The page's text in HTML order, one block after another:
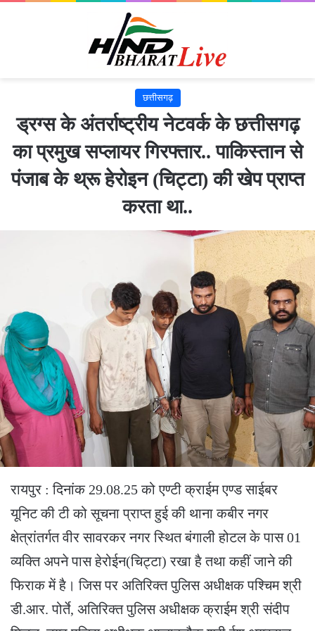
छत्तीसगढ़
ड्रग्स के अंतर्राष्ट्रीय नेटवर्क के छत्तीसगढ़
का प्रमुख सप्लायर गिरफ्तार.. पाकिस्तान से
पंजाब के थ्रू हेरोइन (चिट्टा) की खेप प्राप्त
करता था..
रायपुर : दिनांक 29.08.25 को एण्टी क्राईम एण्ड साईबर
यूनिट की टी को सूचना प्राप्त हुई की थाना कबीर नगर
क्षेत्रांतर्गत वीर सावरकर नगर स्थित बंगाली होटल के पास 01
व्यक्ति अपने पास हेरोईन(चिट्टा) रखा है तथा कहीं जाने की
फिराक में है। जिस पर अतिरिक्त पुलिस अधीक्षक पश्चिम श्री
डी.आर. पोर्ते, अतिरिक्त पुलिस अधीक्षक क्राईम श्री संदीप